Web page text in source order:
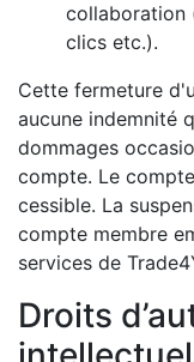
collaboration
clics etc.).
Cette fermeture
aucune indemnité
dommages
compte. Le
cessible. La
compte membre
services de
Droits